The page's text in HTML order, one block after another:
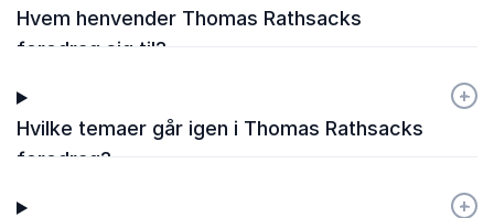
Hvem henvender Thomas Rathsacks
foredrag sig til?
Hvilke temaer går igen i Thomas Rathsacks
foredrag?
+
-
+
-